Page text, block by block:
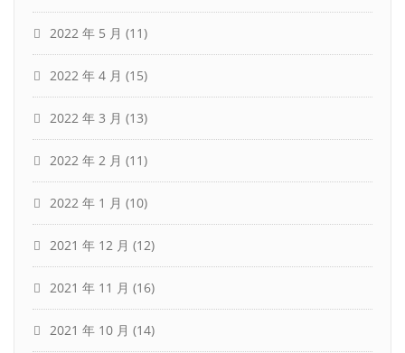
2022 年 5 月 (11)
2022 年 4 月 (15)
2022 年 3 月 (13)
2022 年 2 月 (11)
2022 年 1 月 (10)
2021 年 12 月 (12)
2021 年 11 月 (16)
2021 年 10 月 (14)